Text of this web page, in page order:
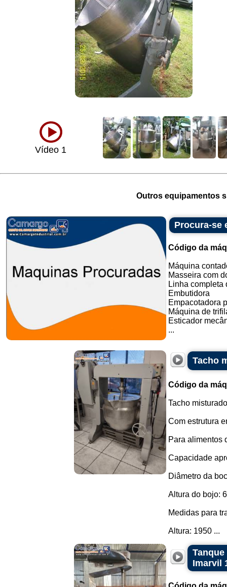
Vídeo 1
Outros equipamentos
Procura-se
Código da
Máquina
Masseira com
Linha completa
Embutidora
Empacotadora
Máquina de
Esticador
...
Tacho
Código da
Tacho
Com estrutura
Para alimentos
Capacidade
Diâmetro da
Altura do bojo:
Medidas para
Altura: 1950 ...
Imarvil